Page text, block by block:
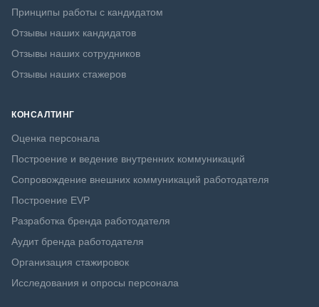
Принципы работы с кандидатом
Отзывы наших кандидатов
Отзывы наших сотрудников
Отзывы наших стажеров
КОНСАЛТИНГ
Оценка персонала
Построение и ведение внутренних коммуникаций
Сопровождение внешних коммуникаций работодателя
Построение EVP
Разработка бренда работодателя
Аудит бренда работодателя
Организация стажировок
Исследования и опросы персонала